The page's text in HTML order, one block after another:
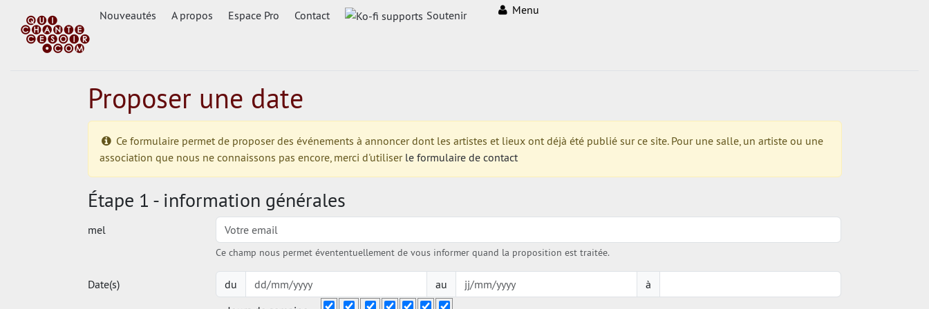
Nouveautés A propos Espace Pro Contact Soutenir Menu
Proposer une date
Ce formulaire permet de proposer des événements à annoncer dont les artistes et lieux ont déjà été publié sur ce site. Pour une salle, un artiste ou une
association que nous ne connaissons pas encore, merci d'utiliser le formulaire de contact
Étape 1 - information générales
mel
Ce champ nous permet évententuellement de vous informer quand la proposition est traitée.
Date(s) du au
à